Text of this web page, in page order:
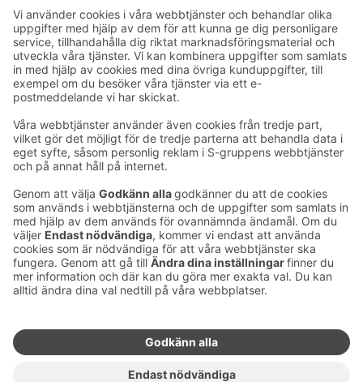
Ta kontakt
Kontaktuppgifter till hotellen
Feedback
Ge feedback
Sokos Hotels nyhetsbrev
nyhetsbrev
Du får Sokos Hotellens senaste
förmåner och nyheter till din e-
post varje månad.
Utmärkelser och certifikat
Sokos Hotels i sociala medier
Sokos
Hotels på
Sokos
Hotels på
Sokos
Hotels
på
Sokos
Hotels i
Linkedin